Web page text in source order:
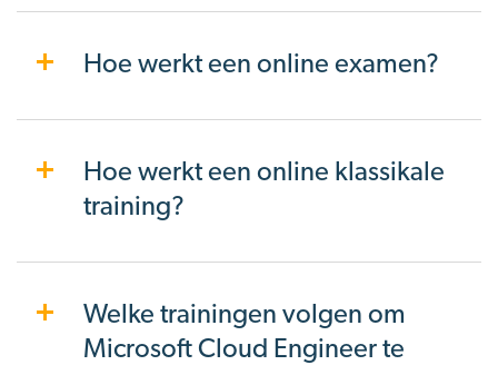
Hoe werkt een online examen?
Hoe werkt een online klassikale
training?
Welke trainingen volgen om
Microsoft Cloud Engineer te